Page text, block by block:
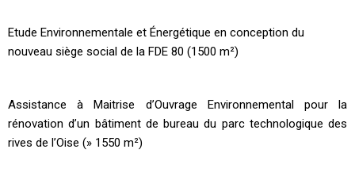
Etude Environnementale et Énergétique en conception du
nouveau siège social de la FDE 80 (1500 m²)
Assistance à Maitrise d’Ouvrage Environnemental pour la
rénovation d’un bâtiment de bureau du parc technologique des
rives de l’Oise (» 1550 m²)